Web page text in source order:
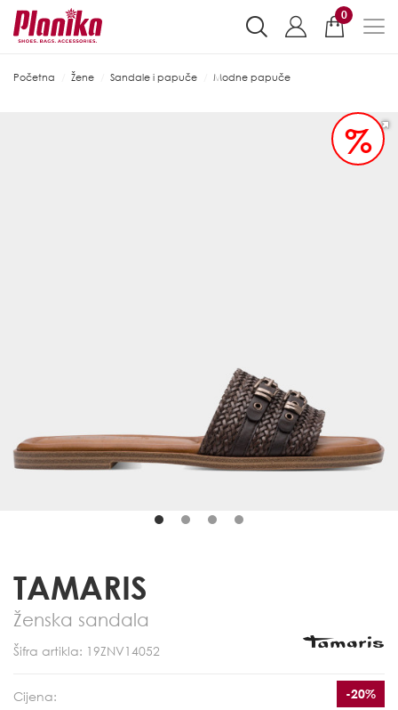
0
Početna Žene Sandale i papuče Modne papuče
%
TAMARIS
Ženska sandala
Šifra artikla: 19ZNV14052
Cijena: -20%